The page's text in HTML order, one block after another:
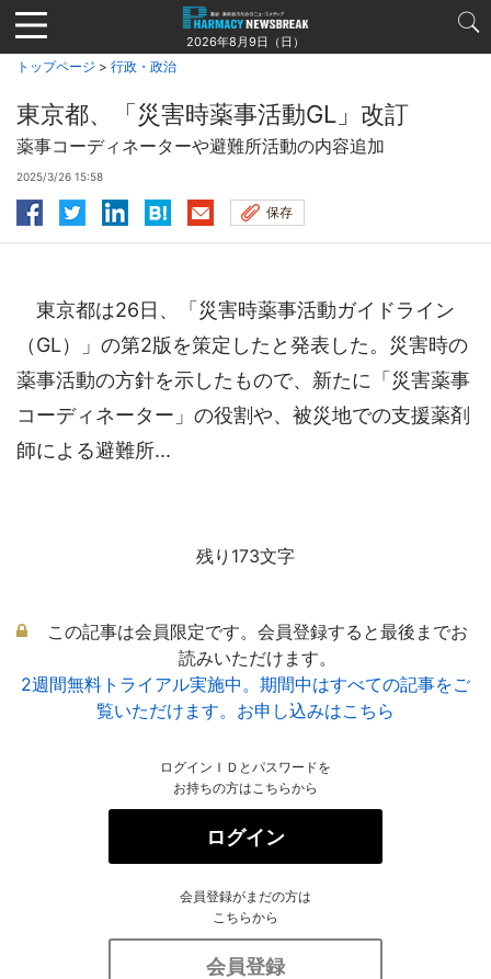
Jump
to
navigation
2026年8月9日（日）
トップページ > 行政・政治
東京都、「災害時薬事活動GL」改訂
薬事コーディネーターや避難所活動の内容追加
2025/3/26 15:58
保存
東京都は26日、「災害時薬事活動ガイドライン
（GL）」の第2版を策定したと発表した。災害時の
薬事活動の方針を示したもので、新たに「災害薬事
コーディネーター」の役割や、被災地での支援薬剤
師による避難所...
残り173文字
この記事は会員限定です。会員登録すると最後までお
読みいただけます。
2週間無料トライアル実施中。期間中はすべての記事をご
覧いただけます。お申し込みはこちら
ログインＩＤとパスワードを
お持ちの方はこちらから
ログイン
会員登録がまだの方は
こちらから
会員登録